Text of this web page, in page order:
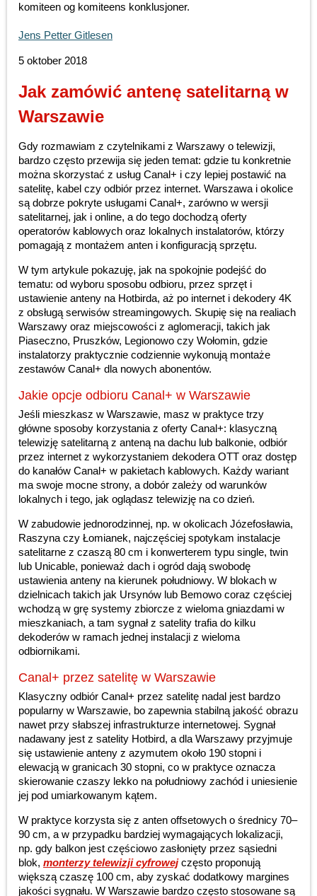
komiteen og komiteens konklusjoner.
Jens Petter Gitlesen
5 oktober 2018
Jak zamówić antenę satelitarną w
Warszawie
Gdy rozmawiam z czytelnikami z Warszawy o telewizji,
bardzo często przewija się jeden temat: gdzie tu konkretnie
można skorzystać z usług Canal+ i czy lepiej postawić na
satelitę, kabel czy odbiór przez internet. Warszawa i okolice
są dobrze pokryte usługami Canal+, zarówno w wersji
satelitarnej, jak i online, a do tego dochodzą oferty
operatorów kablowych oraz lokalnych instalatorów, którzy
pomagają z montażem anten i konfiguracją sprzętu.
W tym artykule pokazuję, jak na spokojnie podejść do
tematu: od wyboru sposobu odbioru, przez sprzęt i
ustawienie anteny na Hotbirda, aż po internet i dekodery 4K
z obsługą serwisów streamingowych. Skupię się na realiach
Warszawy oraz miejscowości z aglomeracji, takich jak
Piaseczno, Pruszków, Legionowo czy Wołomin, gdzie
instalatorzy praktycznie codziennie wykonują montaże
zestawów Canal+ dla nowych abonentów.
Jakie opcje odbioru Canal+ w Warszawie
Jeśli mieszkasz w Warszawie, masz w praktyce trzy
główne sposoby korzystania z oferty Canal+: klasyczną
telewizję satelitarną z anteną na dachu lub balkonie, odbiór
przez internet z wykorzystaniem dekodera OTT oraz dostęp
do kanałów Canal+ w pakietach kablowych. Każdy wariant
ma swoje mocne strony, a dobór zależy od warunków
lokalnych i tego, jak oglądasz telewizję na co dzień.
W zabudowie jednorodzinnej, np. w okolicach Józefosławia,
Raszyna czy Łomianek, najczęściej spotykam instalacje
satelitarne z czaszą 80 cm i konwerterem typu single, twin
lub Unicable, ponieważ dach i ogród dają swobodę
ustawienia anteny na kierunek południowy. W blokach w
dzielnicach takich jak Ursynów lub Bemowo coraz częściej
wchodzą w grę systemy zbiorcze z wieloma gniazdami w
mieszkaniach, a tam sygnał z satelity trafia do kilku
dekoderów w ramach jednej instalacji z wieloma
odbiornikami.
Canal+ przez satelitę w Warszawie
Klasyczny odbiór Canal+ przez satelitę nadal jest bardzo
popularny w Warszawie, bo zapewnia stabilną jakość obrazu
nawet przy słabszej infrastrukturze internetowej. Sygnał
nadawany jest z satelity Hotbird, a dla Warszawy przyjmuje
się ustawienie anteny z azymutem około 190 stopni i
elewacją w granicach 30 stopni, co w praktyce oznacza
skierowanie czaszy lekko na południowy zachód i uniesienie
jej pod umiarkowanym kątem.
W praktyce korzysta się z anten offsetowych o średnicy 70–
90 cm, a w przypadku bardziej wymagających lokalizacji,
np. gdy balkon jest częściowo zasłonięty przez sąsiedni
blok, monterzy telewizji cyfrowejczęsto proponują
większą czaszę 100 cm, aby zyskać dodatkowy margines
jakości sygnału. W Warszawie bardzo często stosowane są